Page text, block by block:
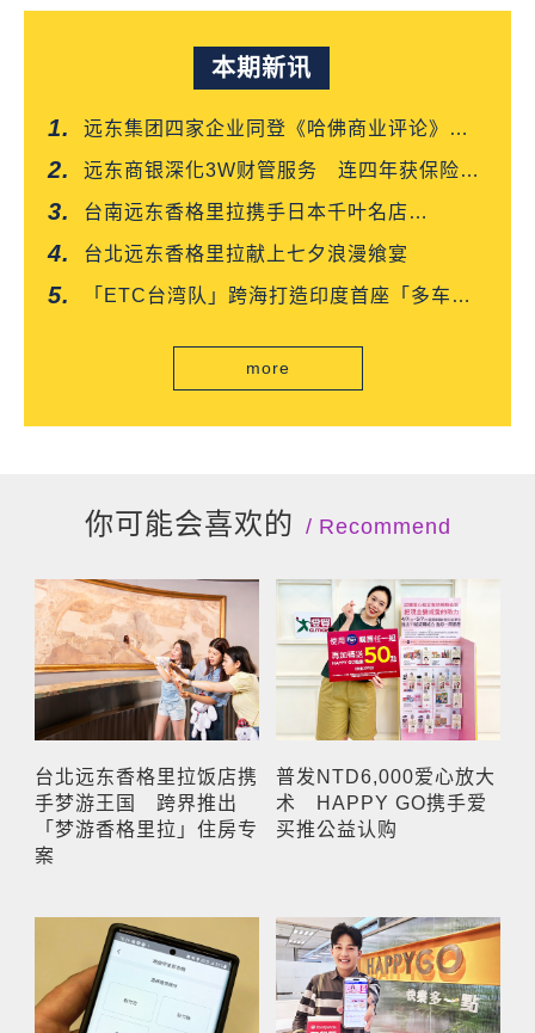
本期新讯
远东集团四家企业同登《哈佛商业评论》
「台湾企业领袖100强」
远东商银深化3W财管服务 连四年获保险信
望爱双奖肯定
台南远东香格里拉携手日本千叶名店
「CROISSANT」 得奖可颂抢先上市
台北远东香格里拉献上七夕浪漫飨宴
「ETC台湾队」跨海打造印度首座「多车道
more
你可能会喜欢的 Recommend
台北远东香格里拉饭店携
手梦游王国 跨界推出
「梦游香格里拉」住房专
案
普发NTD6,000爱心放大
术 HAPPY GO携手爱
买推公益认购